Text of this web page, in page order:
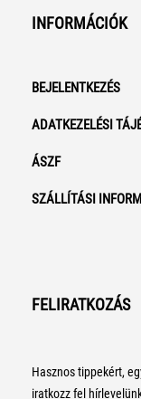
INFORMÁCIÓK
BEJELENTKEZÉS
ADATKEZELÉSI
ÁSZF
SZÁLLÍTÁSI
FELIRATKOZÁS
Hasznos tippekért,
iratkozz fel